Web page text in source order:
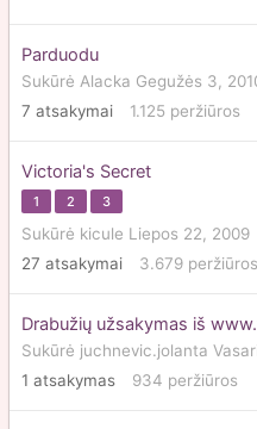
Parduodu
Sukūrė Alacka Gegužės 3,
7 atsakymai 1.125 peržiūros
Victoria's Secret
1 2 3
Sukūrė kicule Liepos 22, 2009
27 atsakymai 3.679 peržiūros
Drabužių užsakymas iš
Sukūrė juchnevic.jolanta
1 atsakymas 934 peržiūros